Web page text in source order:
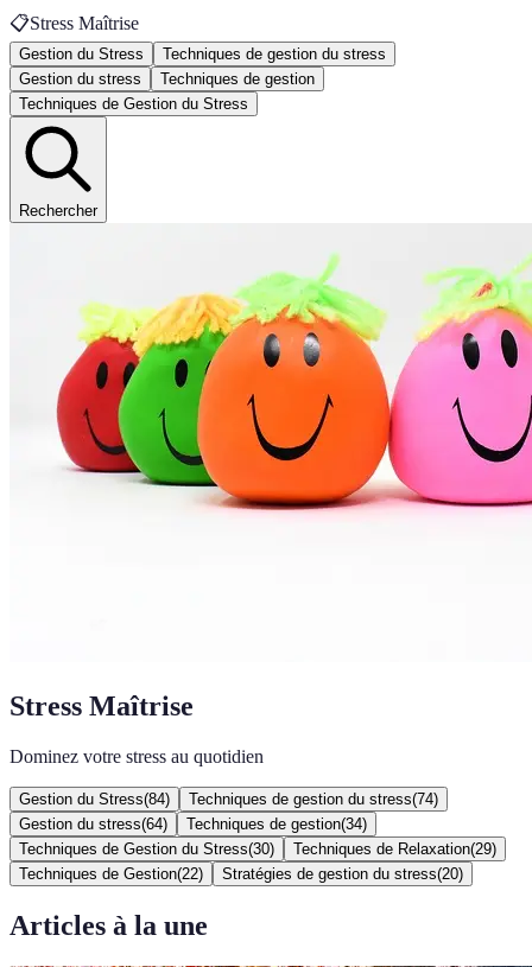
📋Stress Maîtrise
Gestion du Stress
Techniques de gestion du stress
Gestion du stress
Techniques de gestion
Techniques de Gestion du Stress
Rechercher
Stress Maîtrise
Dominez votre stress au quotidien
Gestion du Stress(84) Techniques de gestion du stress(74)
Gestion du stress(64) Techniques de gestion(34)
Techniques de Gestion du Stress(30) Techniques de Relaxation(29)
Techniques de Gestion(22) Stratégies de gestion du stress(20)
Articles à la une